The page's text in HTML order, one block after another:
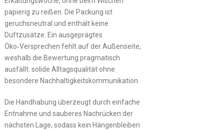
papierig zu reißen. Die Packung ist
geruchsneutral und enthält keine
Duftzusätze. Ein ausgeprägtes
Öko‑Versprechen fehlt auf der Außenseite,
weshalb die Bewertung pragmatisch
ausfällt: solide Alltagsqualität ohne
besondere Nachhaltigkeitskommunikation.
Die Handhabung überzeugt durch einfache
Entnahme und sauberes Nachrücken der
nächsten Lage, sodass kein Hängenbleiben